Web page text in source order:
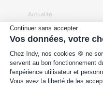
Continuer sans accepter
Vos données, votre
Plateforme de
Chez Indy, nos cookies 🍪 ne
servent au bon fonctionnement
l'expérience utilisateur et
Vous avez la liberté de les
Actualité
Découvrez notre
parrainage pour le
Valentine Flehoc 6